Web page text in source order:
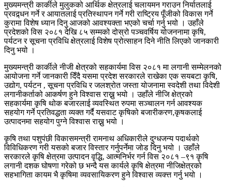
मुख्यमन्त्री कार्कीले मुलुकको आर्थिक क्षेत्रलाई चलायमन गराउन निर्यातलाई
प्रवद्र्धन गर्ने र आयातलाई प्रतिस्थापन गर्ने गरी राष्ट्रिय पूँजीको विकास गर्ने
कुरामा विशेष ध्यान दिनु आजको आवश्यक्ता भएको चर्चा गर्नु भयो । उहाँले
प्रदेशको विस २०८१ देखि ८५ सम्मको दोस्रो पञ्चवर्षिय योजननामा कृषि,
पर्यटन र सूचना प्रविधि क्षेत्रलाई विशेष प्रोत्साहन दिने नीति लिएको जानकारी
दिनु भयो ।
मुख्यमन्त्री कार्कीले नीजी क्षेत्रको सहकार्यमा विस २०८१ मा लगानी सम्मेलनको
आयोजना गर्ने जानकारी दिँदै यसमा प्रदेश सरकारले राखेका एक सयबटा कृषि,
उद्योग, पर्यटन , सूचना प्रविधि र जलश्रोत जस्ता योजनामा स्वदेशी तथा विदेशी
लगानीकर्ताको आकर्षण हुने विश्वास राख्नु भयो । उहाँले नीजि क्षेत्रको
सहकार्यमा कृषि थोक बजारलाई व्यवस्थित रुपमा सञ्चालन गर्न आवश्यक
सहयोग गर्ने प्रतिवद्धता व्यक्त गर्दै यसवाट कृषिको बजारीकरण,कृषकलाई
उत्पादनमा सहयोग पुग्ने विश्वास राख्नु भयो ।
कृषि तथा पशुपंछी विकासमन्त्री रामनाथ अधिकारीले दुग्धजन्य पदार्थको
विविधिकरण गरी यसको बजार विस्तार गर्नुपर्नेमा जोड दिनु भयो । उहाँले
सरकारले कृषि क्षेत्रमा उत्पादन वृद्धि, आत्मनिर्भर गर्न विस २०८१ –९१ कृषि
लगानी दशक घोषणा गरेको छ भन्दै यस कार्यले कृषि क्षेत्रमा नीजिक्षेत्रको
सहभागिता कायम भै कृषिमा व्यवसायिकरण हुने विश्वास व्यक्त्त गर्नु भयो ।